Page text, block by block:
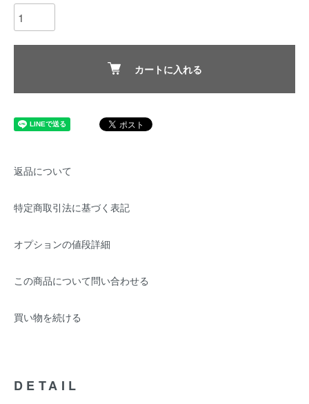
カートに入れる
返品について
特定商取引法に基づく表記
オプションの値段詳細
この商品について問い合わせる
買い物を続ける
DETAIL